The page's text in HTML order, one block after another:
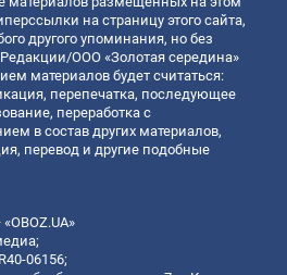
на страницу этого сайта,
другого упоминания, но без
ООО «Золотая середина»
материалов будет считаться:
перепечатка, последующее
переработка с
в состав других материалов,
перевод и другие подобные
06156;